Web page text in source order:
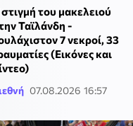
του μακελειού
Ταϊλάνδη -
7 νεκροί, 33
(Εικόνες και
07.08.2026 16:57